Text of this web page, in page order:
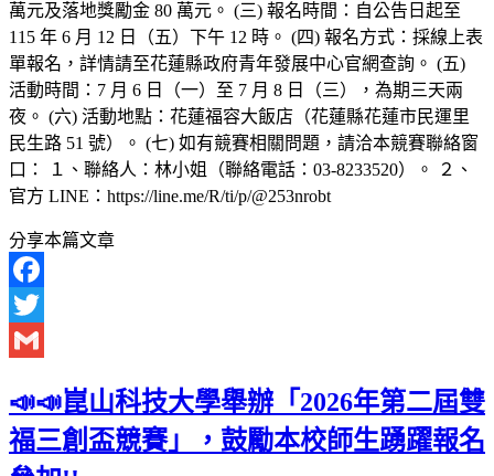
萬元及落地獎勵金 80 萬元。 (三) 報名時間：自公告日起至
115 年 6 月 12 日（五）下午 12 時。 (四) 報名方式：採線上表
單報名，詳情請至花蓮縣政府青年發展中心官網查詢。 (五)
活動時間：7 月 6 日（一）至 7 月 8 日（三），為期三天兩
夜。 (六) 活動地點：花蓮福容大飯店（花蓮縣花蓮市民運里
民生路 51 號）。 (七) 如有競賽相關問題，請洽本競賽聯絡窗
口： １、聯絡人：林小姐（聯絡電話：03-8233520）。 ２、
官方 LINE：https://line.me/R/ti/p/@253nrobt
分享本篇文章
Facebook
Twitter
📣📣崑山科技大學舉辦「2026年第二屆雙
福三創盃競賽」，鼓勵本校師生踴躍報名